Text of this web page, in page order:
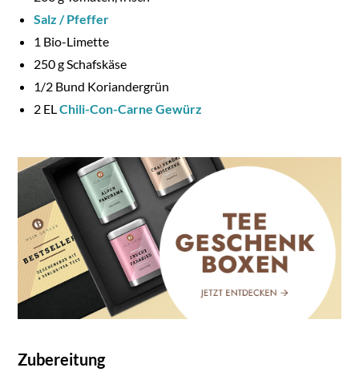
Zubereitung
Salz / Pfeffer
1 Bio-Limette
250g Schafskäse
1/2 Bund Koriandergrün
2 ELChili-Con-Carne Gewürz